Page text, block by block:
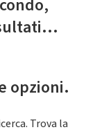
opzioni.
Trova la